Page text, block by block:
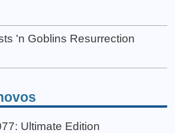
'n Goblins Resurrection
Ultimate Edition